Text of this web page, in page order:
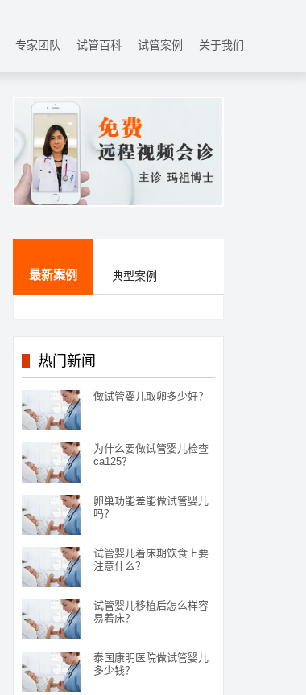
专家团队 试管百科 试管案例 关于我们
最新案例 典型案例
热门新闻
做试管婴儿取卵多少好？
为什么要做试管婴儿检查
ca125？
卵巢功能差能做试管婴儿
吗？
试管婴儿着床期饮食上要
注意什么？
试管婴儿移植后怎么样容
易着床？
泰国康明医院做试管婴儿
多少钱？